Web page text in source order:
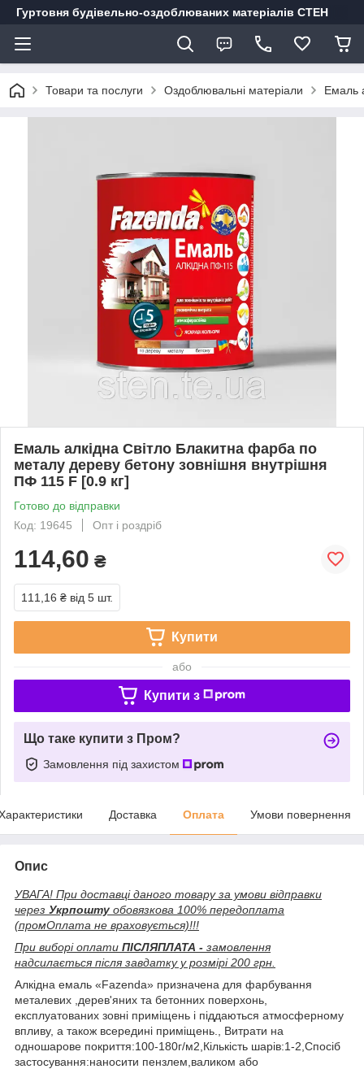
Гуртовня будівельно-оздоблюваних матеріалів СТЕН
Товари та послуги Оздоблювальні матеріали Емаль
Емаль алкідна Світло Блакитна фарба по
металу дереву бетону зовнішня внутрішня
ПФ 115 F [0.9 кг]
Готово до відправки
Код: 19645
Опт і роздріб
114,60 ₴
111,16 ₴ від 5 шт.
Купити
або
Купити з
Що таке купити з Пром?
Замовлення під захистом
Доставка Оплата Умови повернення
Опис
УВАГА! При доставці даного товару за умови відправки
через Укрпошту обовязкова 100% передоплата
(промОплата не враховується)!!!
При виборі оплати ПІСЛЯПЛАТА - замовлення
надсилається після завдатку у розмірі 200 грн.
Алкідна емаль «Fazenda» призначена для фарбування
металевих ,дерев'яних та бетонних поверхонь,
експлуатованих зовні приміщень і піддаються атмосферному
впливу, а також всередині приміщень., Витрати на
одношарове покриття:100-180г/м2,Кількість шарів:1-2,Спосіб
застосування:наносити пензлем,валиком або